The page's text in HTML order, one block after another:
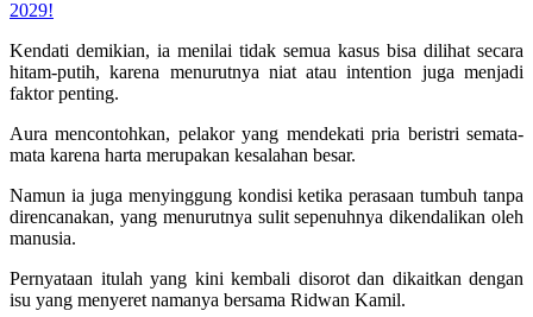
2029!
Kendati demikian, ia menilai tidak semua kasus bisa dilihat secara
hitam-putih, karena menurutnya niat atau intention juga menjadi
faktor penting.
Aura mencontohkan, pelakor yang mendekati pria beristri semata-
mata karena harta merupakan kesalahan besar.
Namun ia juga menyinggung kondisi ketika perasaan tumbuh tanpa
direncanakan, yang menurutnya sulit sepenuhnya dikendalikan oleh
manusia.
Pernyataan itulah yang kini kembali disorot dan dikaitkan dengan
isu yang menyeret namanya bersama Ridwan Kamil.